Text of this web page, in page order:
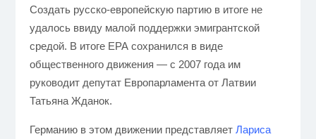
Создать русско-европейскую партию в итоге не
удалось ввиду малой поддержки эмигрантской
средой. В итоге ЕРА сохранился в виде
общественного движения — с 2007 года им
руководит депутат Европарламента от Латвии
Татьяна Жданок.
Германию в этом движении представляет Лариса